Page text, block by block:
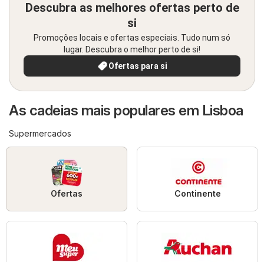
Descubra as melhores ofertas perto de
si
Promoções locais e ofertas especiais. Tudo num só
lugar. Descubra o melhor perto de si!
Ofertas para si
As cadeias mais populares em Lisboa
Supermercados
Ofertas Continente